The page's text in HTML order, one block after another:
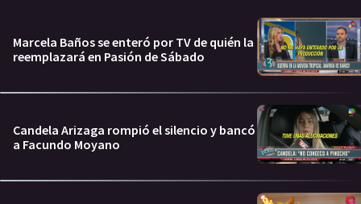
Marcela Baños se enteró por TV de quién la
reemplazará en Pasión de Sábado
Candela Arizaga rompió el silencio y bancó
a Facundo Moyano